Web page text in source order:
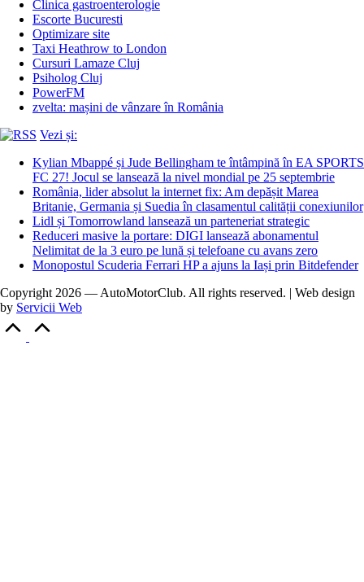
Clinica gastroenterologie
Escorte Bucuresti
Optimizare site
Taxi Heathrow to London
Cursuri Lamaze Cluj
Psiholog Cluj
PowerFM
zvelta: mașini de vânzare în România
Vezi și:
Kylian Mbappé și Jude Bellingham te întâmpină în EA SPORTS
FC 27! Jocul se lansează la nivel mondial pe 25 septembrie
România, lider absolut la internet fix: Am depășit Marea
Britanie, Germania și Suedia în clasamentul calității conexiunilor
Lidl și Tomorrowland lansează un parteneriat strategic
Reduceri masive la portare: DIGI lansează abonamentul
Nelimitat de la 3 euro pe lună și telefoane cu avans zero
Monopostul Scuderia Ferrari HP a ajuns la Iași prin Bitdefender
Copyright 2026 — AutoMotorClub. All rights reserved. | Web design
by Servicii Web